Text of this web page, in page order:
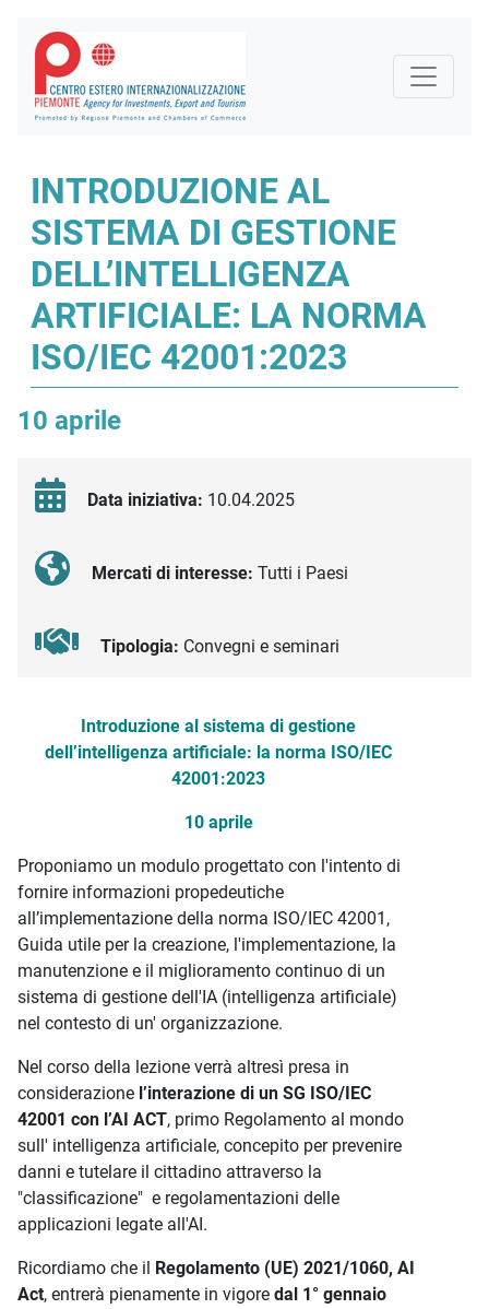
INTRODUZIONE AL
SISTEMA DI GESTIONE
DELL’INTELLIGENZA
ARTIFICIALE: LA NORMA
ISO/IEC 42001:2023
10 aprile
Data iniziativa: 10.04.2025
Mercati di interesse: Tutti i Paesi
Tipologia: Convegni e seminari
Descrizione iniziativa
Introduzione al sistema di gestione
dell’intelligenza artificiale: la norma ISO/IEC
42001:2023
10 aprile
Proponiamo un modulo progettato con l'intento di
fornire informazioni propedeutiche
all’implementazione della norma ISO/IEC 42001,
Guida utile per la creazione, l'implementazione, la
manutenzione e il miglioramento continuo di un
sistema di gestione dell'IA (intelligenza artificiale)
nel contesto di un' organizzazione.
Nel corso della lezione verrà altresì presa in
considerazione l’interazione di un SG ISO/IEC
42001 con l’AI ACT, primo Regolamento al mondo
sull' intelligenza artificiale, concepito per prevenire
danni e tutelare il cittadino attraverso la
"classificazione" e regolamentazioni delle
applicazioni legate all'AI.
Ricordiamo che il Regolamento (UE) 2021/1060, AI
Act, entrerà pienamente in vigore dal 1° gennaio